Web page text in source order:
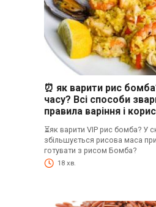
⏰ як варити рис
часу? Всі способи
правила варіння і
⏳як варити VIP рис бомба? У
збільшується рисова маса
готувати з рисом Бомба?
18 хв.